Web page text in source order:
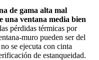
de gama alta mal
una ventana media bien
pérdidas térmicas por
muro pueden ser del
se ejecuta con cinta
de estanqueidad.